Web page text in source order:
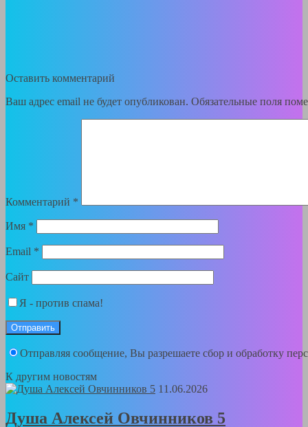
Оставить комментарий
Ваш адрес email не будет опубликован. Обязательные поля
Комментарий *
Имя *
Email *
Сайт
Я - против спама!
Отправляя сообщение, Вы разрешаете сбор и обработку
К другим новостям
11.06.2026
Душа Алексей Овчинников 5